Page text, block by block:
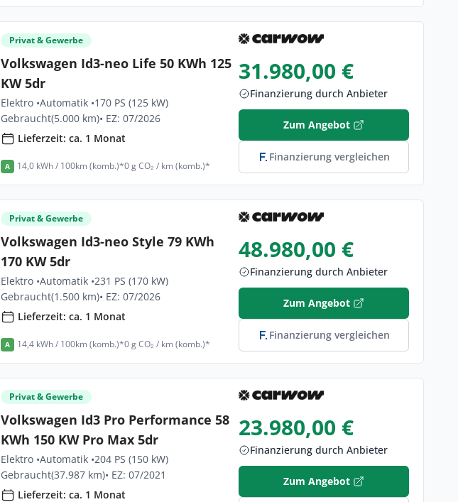
Privat & Gewerbe
Volkswagen Id3-neo Life 50 KWh 125
KW 5dr
Elektro •Automatik •170 PS (125 kW)
Gebraucht(5.000 km)• EZ: 07/2026
Lieferzeit: ca. 1 Monat
A 14,0 kWh / 100km (komb.)*0 g CO₂ / km (komb.)*
31.980,00 €
Finanzierung durch Anbieter
Zum Angebot
Finanzierung vergleichen
Privat & Gewerbe
Volkswagen Id3-neo Style 79 KWh
170 KW 5dr
Elektro •Automatik •231 PS (170 kW)
Gebraucht(1.500 km)• EZ: 07/2026
Lieferzeit: ca. 1 Monat
A 14,4 kWh / 100km (komb.)*0 g CO₂ / km (komb.)*
48.980,00 €
Finanzierung durch Anbieter
Zum Angebot
Finanzierung vergleichen
Privat & Gewerbe
Volkswagen Id3 Pro Performance 58
KWh 150 KW Pro Max 5dr
Elektro •Automatik •204 PS (150 kW)
Gebraucht(37.987 km)• EZ: 07/2021
Lieferzeit: ca. 1 Monat
23.980,00 €
Finanzierung durch Anbieter
Zum Angebot